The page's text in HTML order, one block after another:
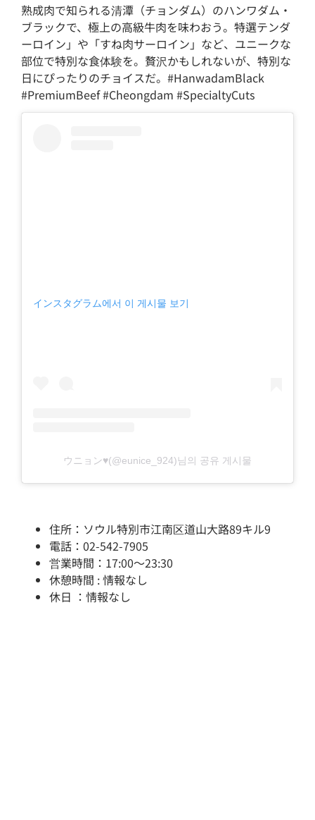
熟成肉で知られる清潭（チョンダム）のハンワダム・
ブラックで、極上の高級牛肉を味わおう。特選テンダ
ーロイン」や「すね肉サーロイン」など、ユニークな
部位で特別な食体験を。贅沢かもしれないが、特別な
日にぴったりのチョイスだ。#HanwadamBlack
#PremiumBeef #Cheongdam #SpecialtyCuts
インスタグラム에서 이 게시물 보기
ウニョン♥️(@eunice_924)님의 공유 게시물
住所：ソウル特別市江南区道山大路89キル9
電話：02-542-7905
営業時間：17:00～23:30
休憩時間 : 情報なし
休日 ：情報なし